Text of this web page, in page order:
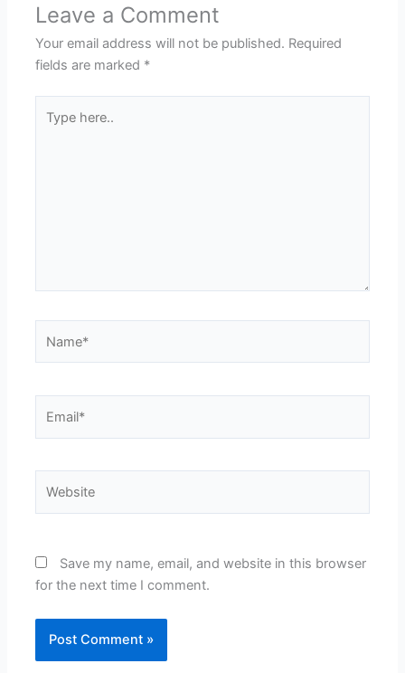
Leave a Comment
Your email address will not be published. Required
fields are marked *
here..
Save my name, email, and website in this browser
for the next time I comment.